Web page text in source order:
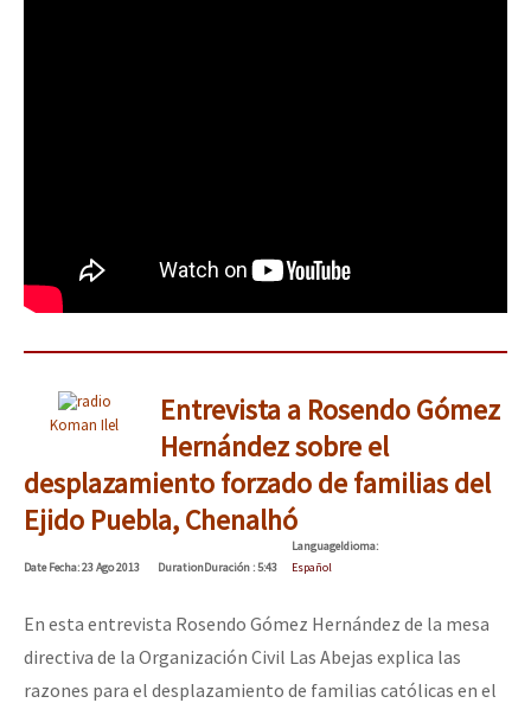
Koman Ilel
Entrevista a Rosendo Gómez
Hernández sobre el
desplazamiento forzado de familias del
Ejido Puebla, Chenalhó
DateFecha: 23 Ago 2013 DurationDuración: 5:43
LanguageIdioma:
Español
En esta entrevista Rosendo Gómez Hernández de la mesa
directiva de la Organización Civil Las Abejas explica las
razones para el desplazamiento de familias católicas en el